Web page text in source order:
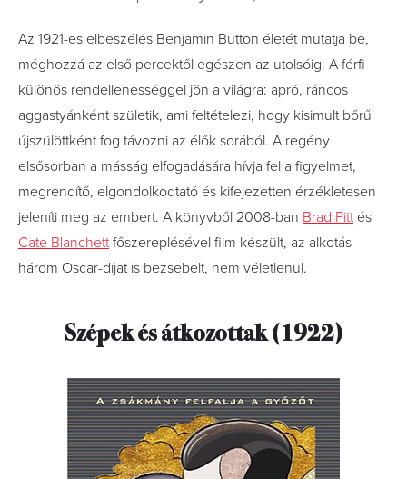
Az 1921-es elbeszélés Benjamin Button életét mutatja be,
méghozzá az első percektől egészen az utolsóig. A férfi
különös rendellenességgel jön a világra: apró, ráncos
aggastyánként születik, ami feltételezi, hogy kisimult bőrű
újszülöttként fog távozni az élők sorából. A regény
elsősorban a másság elfogadására hívja fel a figyelmet,
megrendítő, elgondolkodtató és kifejezetten érzékletesen
jeleníti meg az embert. A könyvből 2008-ban Brad Pittés
Cate Blanchettfőszereplésével film készült, az alkotás
három Oscar-díjat is bezsebelt, nem véletlenül.
Szépek és átkozottak (1922)